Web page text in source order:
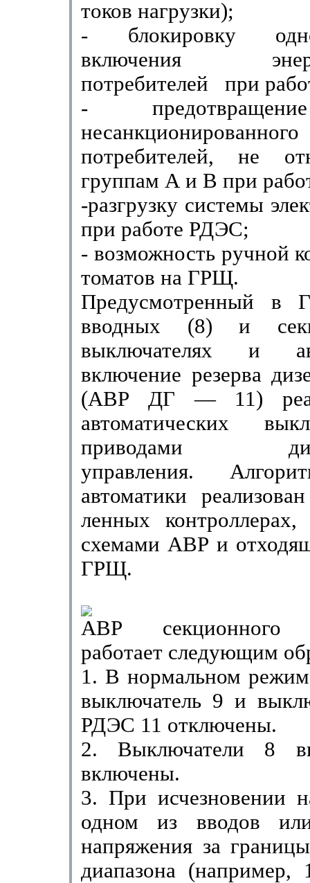
токов нагрузки);
- блокировку
включе­ния
потребителей
при
- предотвращение
потребителей, не
группам А и В при
-разгрузку системы
при работе РДЭС;
- возможность ручной
томатов на ГРЩ.
Предусмотренный
ввод­ных (8) и
выключателях и
включение резерва
(АВР ДГ — 11)
автоматических
приводами
управления.
автоматики
ленных
схемами АВР и
ГРЩ.
АВР секционного
работает следующим
1. В нормальном
выключатель 9 и
РДЭС 11 отключены.
2. Выключатели 8
включены.
3. При исчезновении
одном из вводов
напряже­ния за
диапазона